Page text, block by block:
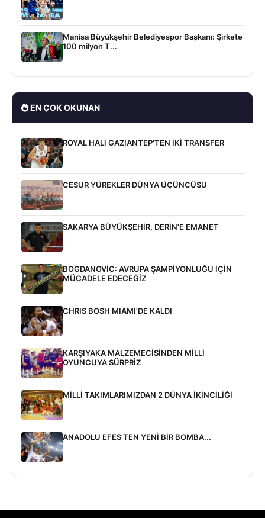
Manisa Büyükşehir Belediyespor Başkanı: Şirkete
100 milyon T...
EN ÇOK OKUNAN
ROYAL HALI GAZİANTEP'TEN İKİ TRANSFER
CESUR YÜREKLER DÜNYA ÜÇÜNCÜSÜ
SAKARYA BÜYÜKŞEHİR, DERİN'E EMANET
BOGDANOVİC: AVRUPA ŞAMPİYONLUĞU İÇİN
MÜCADELE EDECEĞİZ
CHRIS BOSH MIAMI'DE KALDI
KARŞIYAKA MALZEMECİSİNDEN MİLLİ
OYUNCUYA SÜRPRİZ
MİLLİ TAKIMLARIMIZDAN 2 DÜNYA İKİNCİLİĞİ
ANADOLU EFES'TEN YENİ BİR BOMBA...